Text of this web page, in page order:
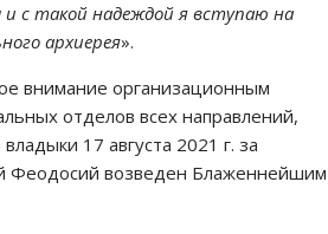
с такой надеждой я вступаю на
архиерея».
внимание организационным
отделов всех направлений,
17 августа 2021 г. за
Феодосий возведен Блаженнейшим